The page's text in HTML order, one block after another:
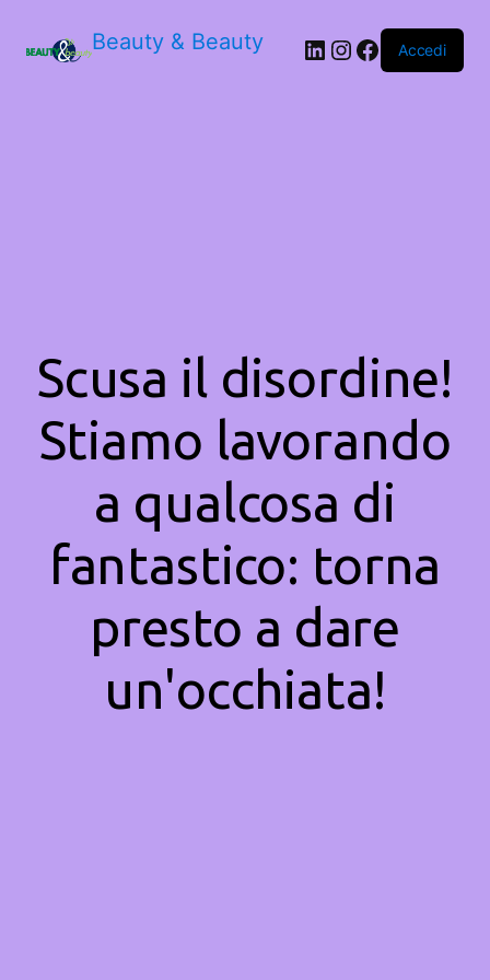
Beauty & Beauty LinkedIn
Instagram
Facebook
Accedi
Scusa il disordine!
Stiamo lavorando
a qualcosa di
fantastico: torna
presto a dare
un'occhiata!